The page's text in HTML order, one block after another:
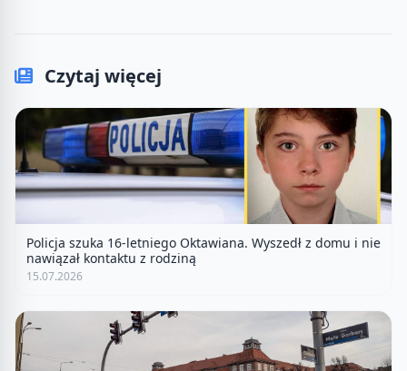
Czytaj więcej
Policja szuka 16-letniego Oktawiana. Wyszedł z domu i nie
nawiązał kontaktu z rodziną
15.07.2026